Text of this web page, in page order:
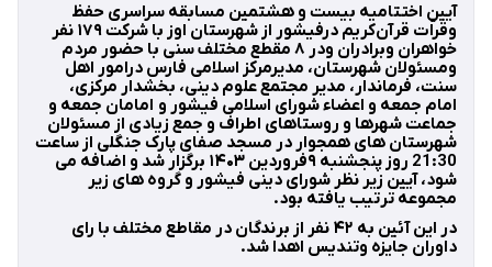
آیین اختتامیه بیست و هشتمین مسابقه‌ سراسری حفظ
وقراّت قرآن‌کریم درفیشور از شهرستان اوز با شرکت ۱۷۹ نفر
خواهران وبرادران ودر ۸ مقطع مختلف سنی با حضور مردم
ومسئولان شهرستان، مدیرمرکز اسلامی فارس درامور اهل
سنت، فرماندار، مدیر مجتمع علوم دینی، بخشدار مرکزی،
امام جمعه و اعضاء شورای اسلامی فیشور و امامان جمعه و
جماعت شهرها و روستاهای اطراف و جمع زیادی از مسئولان
شهرستان های همجوار در مسجد صفای پارک جنگلی از ساعت
21:30 روز پنجشنبه ۹فروردین ۱۴۰۳ برگزار شد و اضافه می
شود، آیین زیر نظر شورای دینی فیشور و گروه های زیر
مجموعه ترتیب یافته بود.
در این آئین به ۴۲ نفر از برندگان در مقاطع مختلف با رای
داوران جایزه وتندیس اهدا شد.